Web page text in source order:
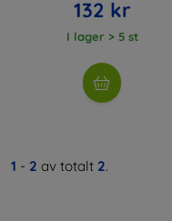
132 kr
I lager > 5 st
1 - 2 av totalt 2.